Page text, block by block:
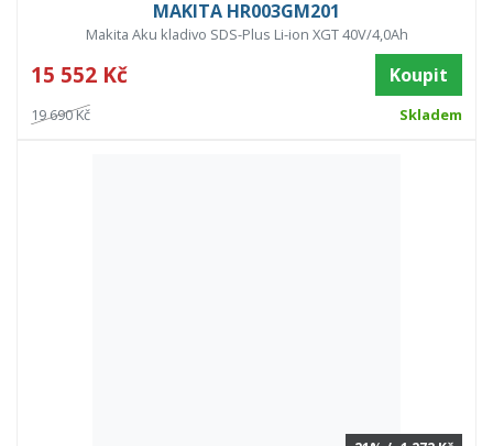
MAKITA HR003GM201
Makita Aku kladivo SDS-Plus Li-ion XGT 40V/4,0Ah
15 552 Kč Koupit
19 690 Kč Skladem